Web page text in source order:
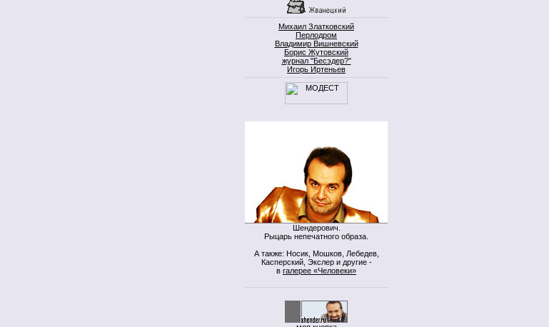
Михаил Златковский
Перлодром
Владимир Вишневский
Борис Жутовский
журнал "Бесэдер?"
Игорь Иртеньев
Шендерович.
Рыцарь непечатного образа.
А также: Носик, Мошков, Лебедев,
Касперский, Экслер и другие -
в галерее «Человеки»